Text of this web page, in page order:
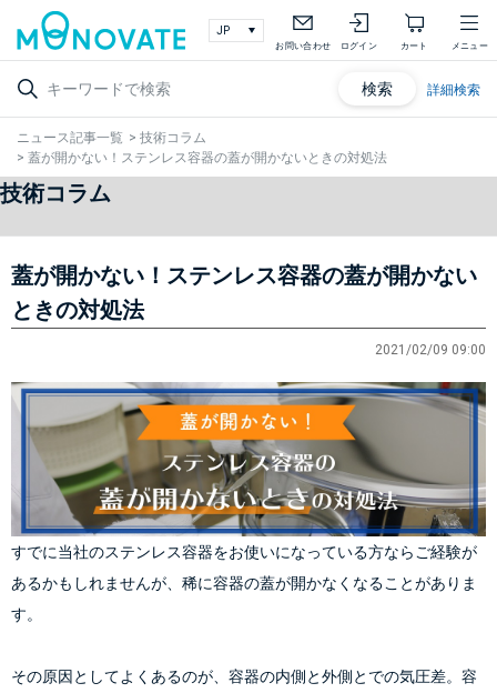
お問い合わせ ログイン カート メニュー
検索 詳細検索
ニュース記事一覧 > 技術コラム
> 蓋が開かない！ステンレス容器の蓋が開かないときの対処法
技術コラム
蓋が開かない！ステンレス容器の蓋が開かない
ときの対処法
2021/02/09 09:00
すでに当社のステンレス容器をお使いになっている方ならご経験が
あるかもしれませんが、稀に容器の蓋が開かなくなることがありま
す。
その原因としてよくあるのが、容器の内側と外側とでの気圧差。容